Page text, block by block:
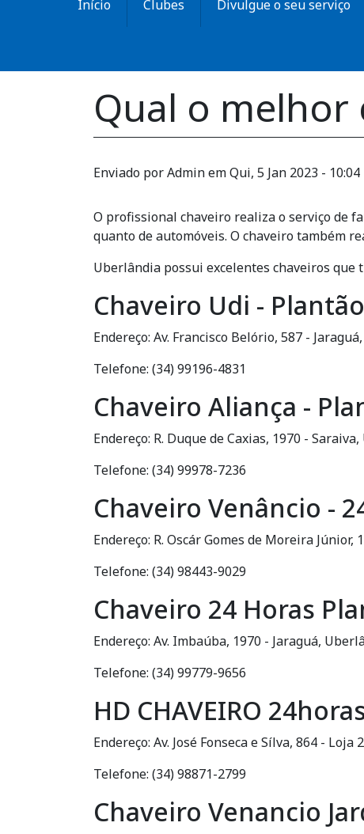
Início Clubes Divulgue o seu serviço
Qual o melhor
Enviado porAdminemQui, 5 Jan 2023 - 10:04
O profissional chaveiro realiza o serviço de
quanto de automóveis. O chaveiro também
Uberlândia possui excelentes chaveiros que
Chaveiro Udi -
Endereço: Av. Francisco Belório, 587 -
Telefone: (34) 99196-4831
Chaveiro Aliança -
Endereço: R. Duque de Caxias, 1970 -
Telefone: (34) 99978-7236
Chaveiro Venâncio -
Endereço: R. Oscár Gomes de Moreira
Telefone: (34) 98443-9029
Chaveiro 24 Horas
Endereço: Av. Imbaúba, 1970 - Jaraguá,
Telefone: (34) 99779-9656
HD CHAVEIRO
Endereço: Av. José Fonseca e Sílva, 864 -
Telefone: (34) 98871-2799
Chaveiro Venancio